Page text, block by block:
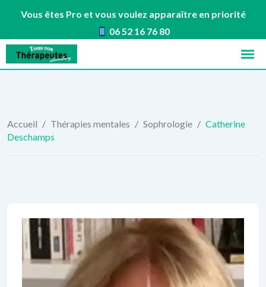
Vous êtes Pro et vous voulez apparaître en priorité
06 52 16 76 80
Skip
content
Accueil / Thérapies mentales / Sophrologie / Catherine
Deschamps